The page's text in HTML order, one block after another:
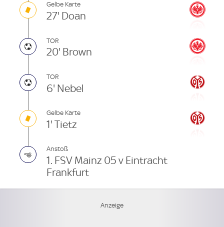
Gelbe Karte
27' Doan
TOR
20' Brown
TOR
6' Nebel
Gelbe Karte
1' Tietz
Anstoß
1. FSV Mainz 05 v Eintracht
Frankfurt